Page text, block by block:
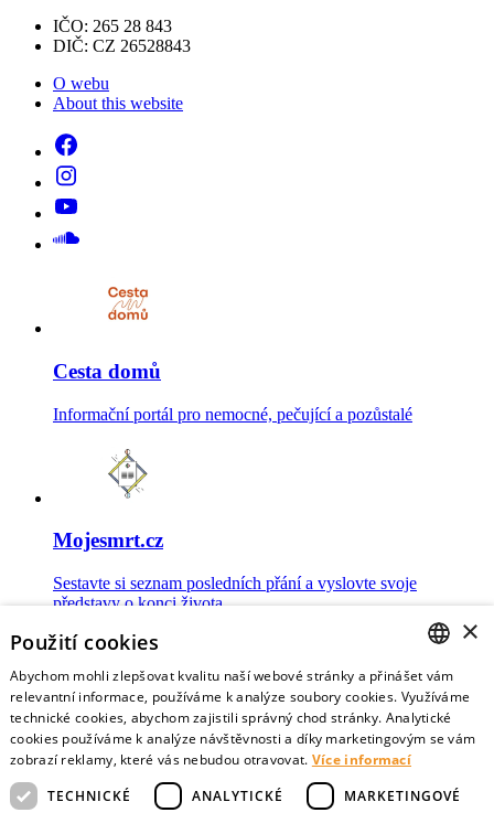
IČO: 265 28 843
DIČ: CZ 26528843
O webu
About this website
Cesta domů
Informační portál pro nemocné, pečující a pozůstalé
Mojesmrt.cz
Sestavte si seznam posledních přání a vyslovte svoje
představy o konci života
Data o umírání
Nejnovější data o postojích veřejnosti a zdravotníků k umírání
CZECH
ENGLISH
×
Použití cookies
Abychom mohli zlepšovat kvalitu naší webové stránky a přinášet vám
relevantní informace, používáme k analýze soubory cookies. Využíváme
technické cookies, abychom zajistili správný chod stránky. Analytické
cookies používáme k analýze návštěvnosti a díky marketingovým se vám
zobrazí reklamy, které vás nebudou otravovat. Více informací
TECHNICKÉ
ANALYTICKÉ MARKETINGOVÉ